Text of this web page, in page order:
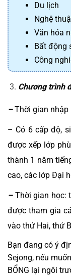
Du lịch
Nghệ
Văn hóa
Bất động
Công
Chương trình
–Thời gian nhập
– Có 6 cấp độ,
được xếp lớp
thành 1 năm
cao, các lớp Đại
– Thời gian học:
được tham gia
vào thứ Hai, thứ
Bạn đang có ý
Sejong, nếu
BỔNG lại ngôi